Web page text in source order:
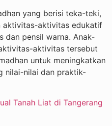
yang berisi teka-teki,
aktivitas-aktivitas edukatif
dan pensil warna. Anak-
aktivitas tersebut
untuk meningkatkan
nilai-nilai dan praktik-
Tanah Liat di Tangerang